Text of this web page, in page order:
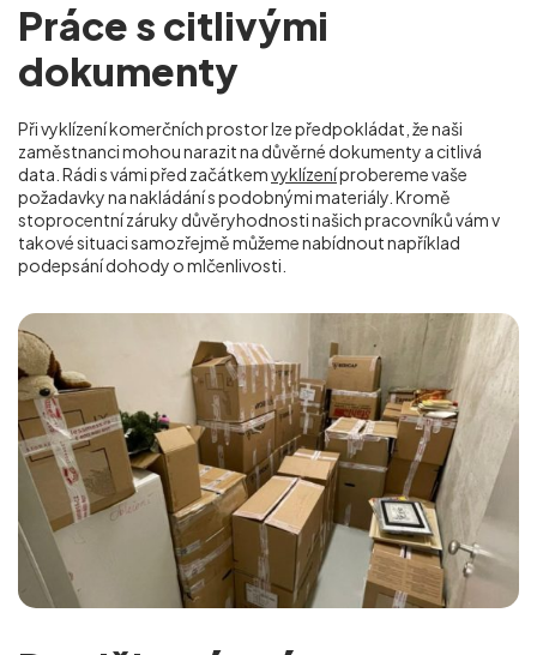
Práce s citlivými
dokumenty
Při vyklízení komerčních prostor lze předpokládat, že naši
zaměstnanci mohou narazit na důvěrné dokumenty a citlivá
data. Rádi s vámi před začátkemvyklízeníprobereme vaše
požadavky na nakládání s podobnými materiály. Kromě
stoprocentní záruky důvěryhodnosti našich pracovníků vám v
takové situaci samozřejmě můžeme nabídnout například
podepsání dohody o mlčenlivosti.